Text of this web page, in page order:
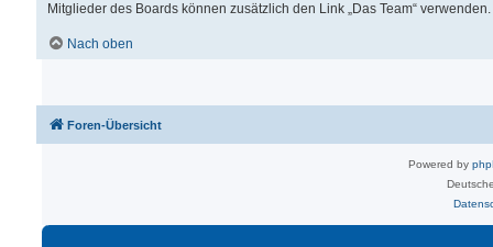
Mitglieder des Boards können zusätzlich den Link „Das Team“ verwenden.
Nach oben
Foren-Übersicht
Powered by